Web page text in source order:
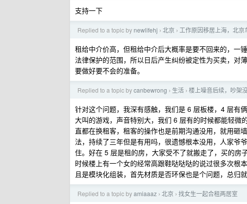
支持一下
Replied to a topic by newlifehj › 北京 › 工作原因移居上海，北京
租给中介价高，但租给中介后大概率是要不回来的，一
法律保护的范围，所以日后产生纠纷被定性为买卖，对
要做好要不会的准备。
Replied to a topic bycanbewrong › 生活 › 楼上噪音后续，吵架
针对这个问题，我深有感触，我们是 6 层板楼，4 层有
大叫的游戏，声音特别大，我们 6 层有的时候都能轻
直都在换租客，租客的操作也是前期沟通没用，就用砸
法，持续了三年但是有用吗，很遗憾根本没用，人家爷
住。好在 5 层是租的房，大家受不了就搬走了，买的房
时候楼上有一个女的经常高跟鞋哒哒哒的说过很多次根
且是模块化组装，首先材质是否环保也是个问题，总归
Replied to a topic byamiaaaz › 北京 › 找女生一起合租两居室